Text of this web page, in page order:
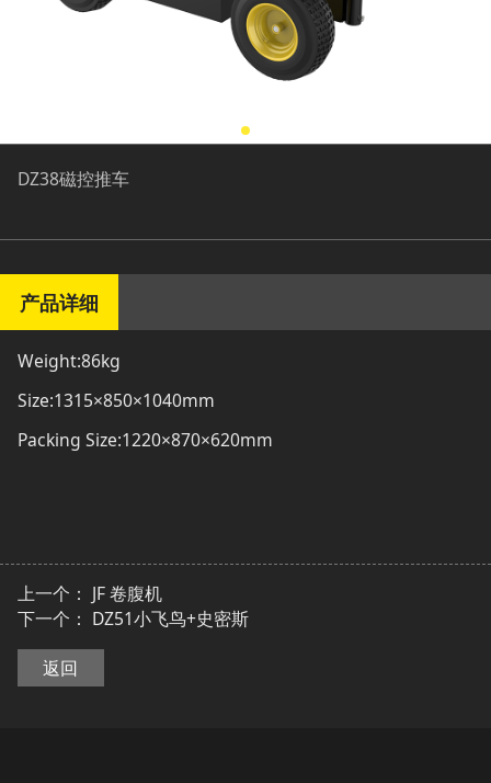
DZ38磁控推车
产品详细
Weight:86kg
Size:1315×850×1040mm
Packing Size:1220×870×620mm
上一个： JF 卷腹机
下一个： DZ51小飞鸟+史密斯
返回